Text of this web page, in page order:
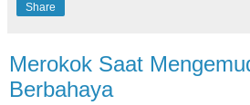
Share
Merokok Saat
Berbahaya